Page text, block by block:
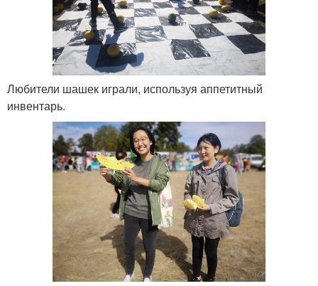
Любители шашек играли, используя аппетитный
инвентарь.